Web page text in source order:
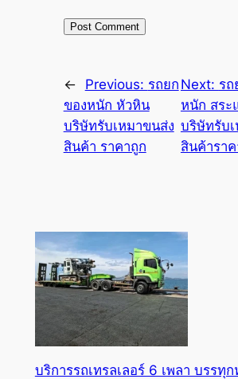
← Previous: รถยก
ของหนัก หัวหิน
บริษัทรับเหมาขนส่ง
สินค้า ราคาถูก
Next: รถ
หนัก สระ
บริษัทรับ
สินค้ารา
บริการรถเทรลเลอร์ 6 เพลา บรรทุ